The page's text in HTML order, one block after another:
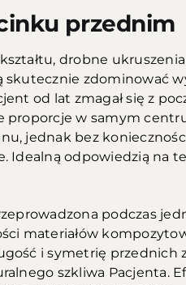
przednim
drobne
zdominować
od lat zmagał się z
proporcje w samym
jednak bez
Idealną odpowiedzią na
podczas
materiałów
i symetrię przednich
szkliwa Pacjenta.